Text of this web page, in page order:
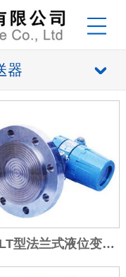
器
1151LT型法兰式液位变送器